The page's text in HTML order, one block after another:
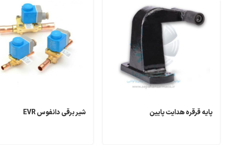
پایه قرقره هدایت پایین شیر برقی دانفوس EVR